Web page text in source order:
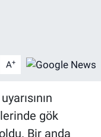
A+
gök
Bir anda